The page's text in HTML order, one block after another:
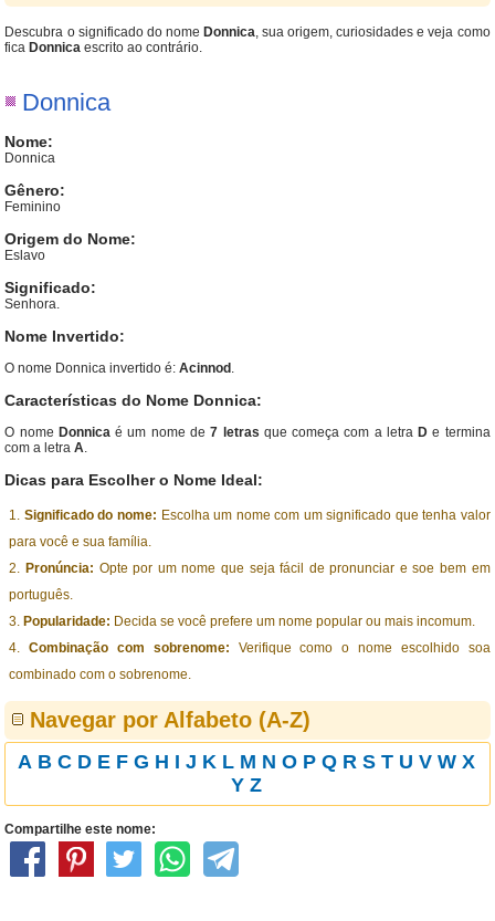
Descubra o significado do nome Donnica, sua origem, curiosidades e veja como
fica Donnica escrito ao contrário.
Donnica
Nome:
Donnica
Gênero:
Feminino
Origem do Nome:
Eslavo
Significado:
Senhora.
Nome Invertido:
O nome Donnica invertido é:Acinnod .
Características do Nome Donnica:
O nome Donnicaé um nome de7 letras que começa com a letra D e termina
com a letraA.
Dicas para Escolher o Nome Ideal:
Significado do nome: Escolha um nome com um significado que tenha valor
para você e sua família.
Pronúncia: Opte por um nome que seja fácil de pronunciar e soe bem em
português.
Popularidade: Decida se você prefere um nome popular ou mais incomum.
Combinação com sobrenome: Verifique como o nome escolhido soa
combinado com o sobrenome.
Navegar por Alfabeto (A-Z)
A B C D E F G H I J K L M N O P Q R S T U V W X
Y Z
Compartilhe este nome: